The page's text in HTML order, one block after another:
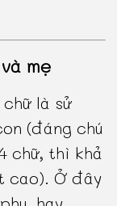
mẹ
là sử
(đáng chú
chữ, thì khả
cao). Ở đây